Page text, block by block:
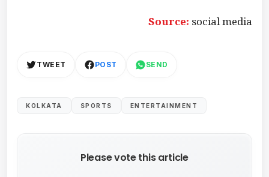
Source:social media
TWEET POST SEND
KOLKATA SPORTS ENTERTAINMENT
Please vote this article